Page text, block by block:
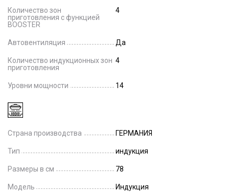
Количество зон
приготовления с функцией
BOOSTER
4
Автовентиляция Да
Количество индукционных зон
приготовления
4
Уровни мощности 14
Страна производства ГЕРМАНИЯ
Тип индукция
Размеры в см 78
Модель Индукция